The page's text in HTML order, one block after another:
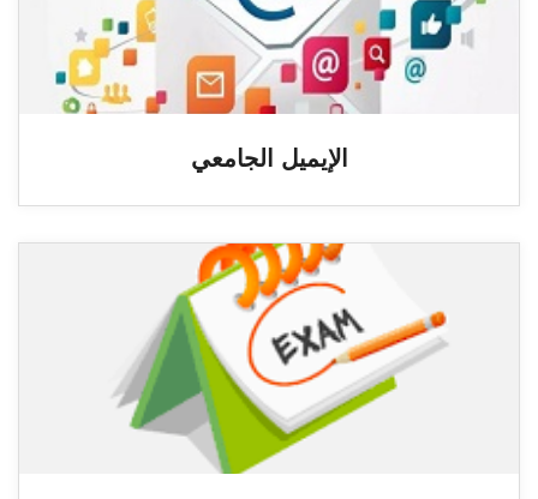
الإيميل الجامعي